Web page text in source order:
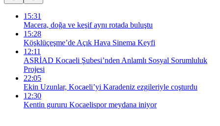
15:31
Macera, doğa ve keşif aynı rotada buluştu
15:28
Köşklüçeşme’de Açık Hava Sinema Keyfi
12:11
ASRİAD Kocaeli Şubesi’nden Anlamlı Sosyal Sorumluluk
Projesi
22:05
Ekin Uzunlar, Kocaeli’yi Karadeniz ezgileriyle coşturdu
12:30
Kentin gururu Kocaelispor meydana iniyor